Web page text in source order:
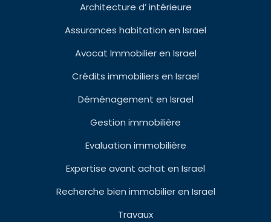
Architecture d’ intérieure
Assurances habitation en Israel
Avocat Immobilier en Israel
Crédits immobiliers en Israel
Déménagement en Israel
Gestion immobilière
Evaluation immobilière
Expertise avant achat en Israel
Recherche bien immobilier en Israel
Travaux